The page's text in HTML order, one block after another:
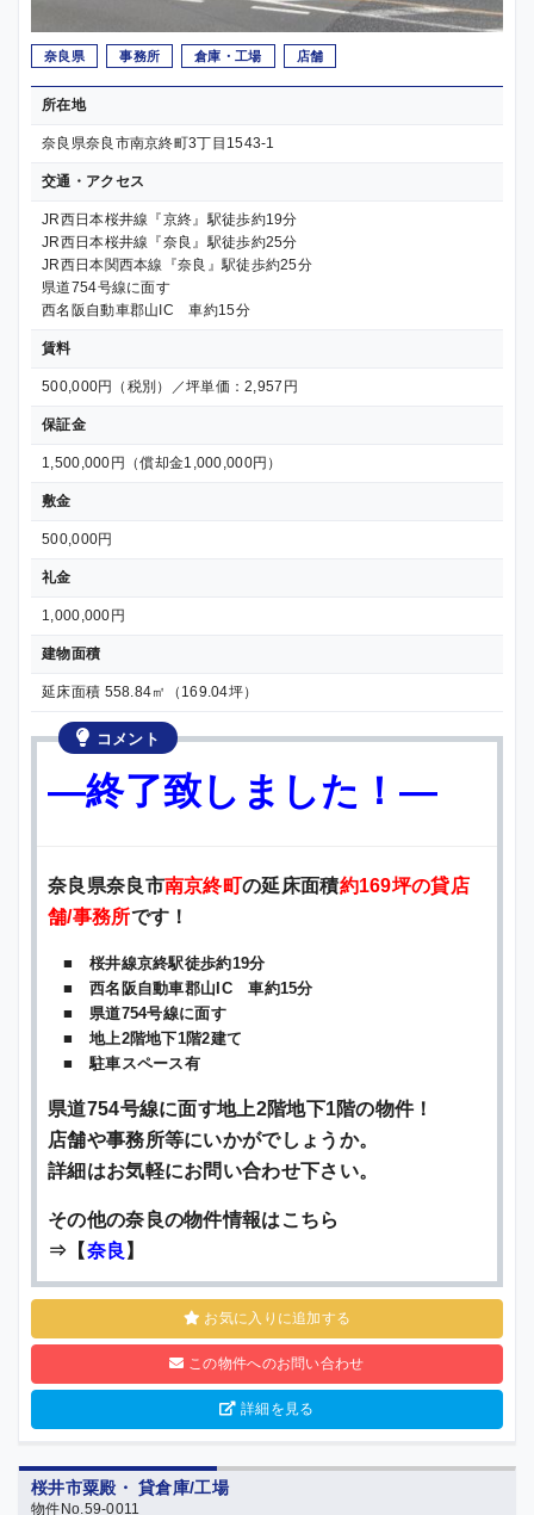
奈良県 事務所 倉庫・工場 店舗
所在地
奈良県奈良市南京終町3丁目1543-1
交通・アクセス
JR西日本桜井線『京終』駅徒歩約19分
JR西日本桜井線『奈良』駅徒歩約25分
JR西日本関西本線『奈良』駅徒歩約25分
県道754号線に面す
西名阪自動車郡山IC 車約15分
賃料
500,000円（税別）／坪単価：2,957円
保証金
1,500,000円（償却金1,000,000円）
敷金
500,000円
礼金
1,000,000円
建物面積
延床面積 558.84㎡（169.04坪）
コメント
—終了致しました！—
奈良県奈良市南京終町の延床面積約169坪の貸店
舗/事務所です！
■ 桜井線京終駅徒歩約19分
■ 西名阪自動車郡山IC 車約15分
■ 県道754号線に面す
■ 地上2階地下1階2建て
■ 駐車スペース有
県道754号線に面す地上2階地下1階の物件！
店舗や事務所等にいかがでしょうか。
詳細はお気軽にお問い合わせ下さい。
その他の奈良の物件情報はこちら
⇒【奈良 】
お気に入りに追加する
この物件へのお問い合わせ
詳細を見る
桜井市粟殿・ 貸倉庫/工場
物件No.59-0011